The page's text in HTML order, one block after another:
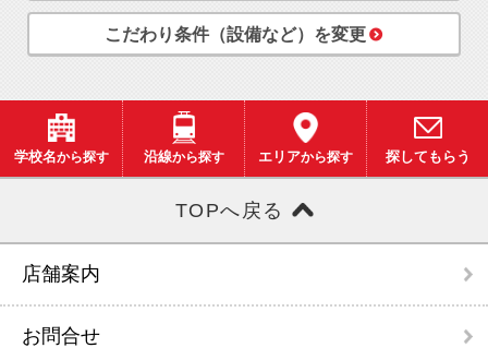
こだわり条件（設備など）を変更
学校名から探す 沿線から探す エリアから探す 探してもらう
TOPへ戻る
店舗案内
お問合せ